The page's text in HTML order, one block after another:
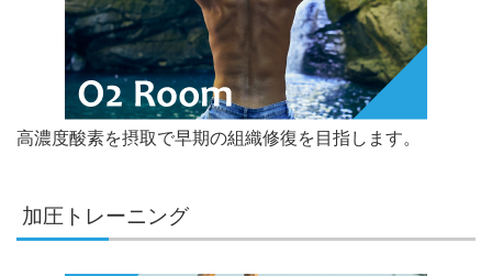
高濃度酸素を摂取で早期の組織修復を目指します。
加圧トレーニング